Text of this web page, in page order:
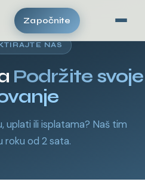
Započnite
NAS
Podržite svoje
uplati ili isplatama? Naš tim
roku od 2 sata.